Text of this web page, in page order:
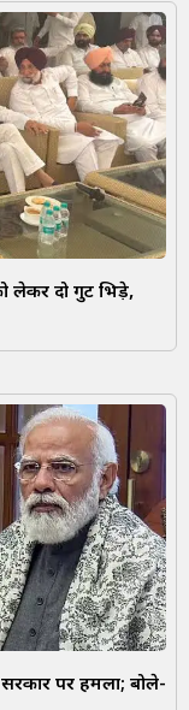
लेकर दो गुट भिड़े,
पर हमला; बोले-